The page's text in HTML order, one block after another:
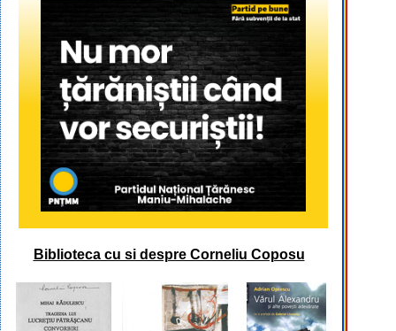
Biblioteca cu si despre Corneliu Coposu